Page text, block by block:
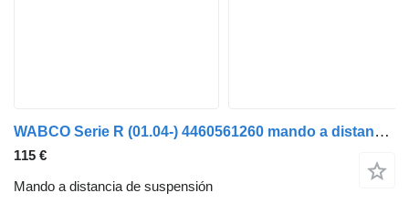
WABCO Serie R (01.04-) 4460561260 mando a distancia de suspensión para Scania P,G,R,T-series (2004-2017) camión
115 €
Mando a distancia de suspensión